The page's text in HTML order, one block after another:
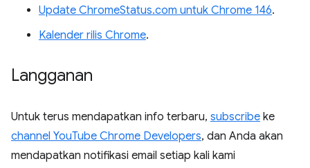
Update ChromeStatus.com untuk Chrome 146.
Kalender rilis Chrome.
Langganan
Untuk terus mendapatkan info terbaru, subscribe ke
channel YouTube Chrome Developers, dan Anda akan
mendapatkan notifikasi email setiap kali kami